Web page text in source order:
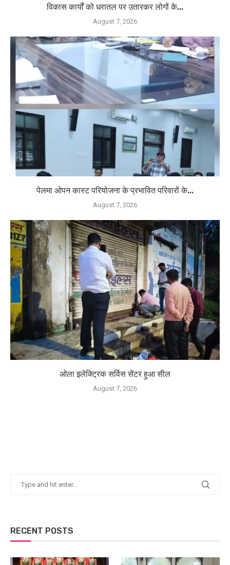
विकास कार्यों को धरातल पर उतारकर लोगों के...
August 7, 2026
पेलमा ओपन कास्ट परियोजना के प्रभावित परिवारों के...
August 7, 2026
ओला इलेक्ट्रिक सर्विस सेंटर हुआ सील
August 7, 2026
RECENT POSTS